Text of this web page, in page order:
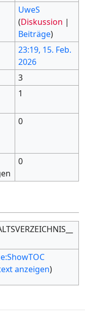
UweS
(Diskussion |
Beiträge)
23:19, 15. Feb.
2026
3
1
0
0
anzeigen)